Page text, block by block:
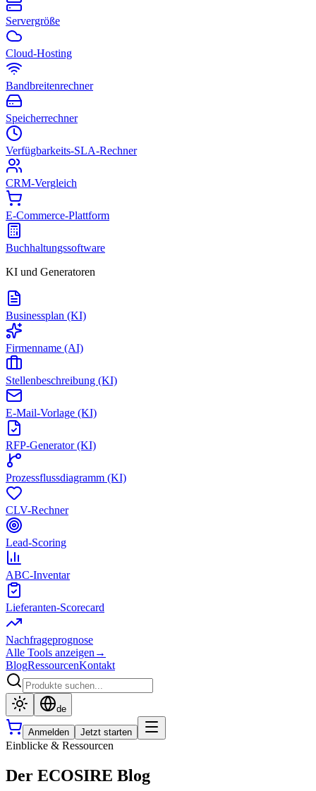
Servergröße
Cloud-Hosting
Bandbreitenrechner
Speicherrechner
Verfügbarkeits-SLA-Rechner
CRM-Vergleich
E-Commerce-Plattform
Buchhaltungssoftware
KI und Generatoren
Businessplan (KI)
Firmenname (AI)
Stellenbeschreibung (KI)
E-Mail-Vorlage (KI)
RFP-Generator (KI)
Prozessflussdiagramm (KI)
CLV-Rechner
Lead-Scoring
ABC-Inventar
Lieferanten-Scorecard
Nachfrageprognose
Alle Tools anzeigen →
BlogRessourcenKontakt
de
Anmelden Jetzt starten
Einblicke & Ressourcen
Der ECOSIRE Blog